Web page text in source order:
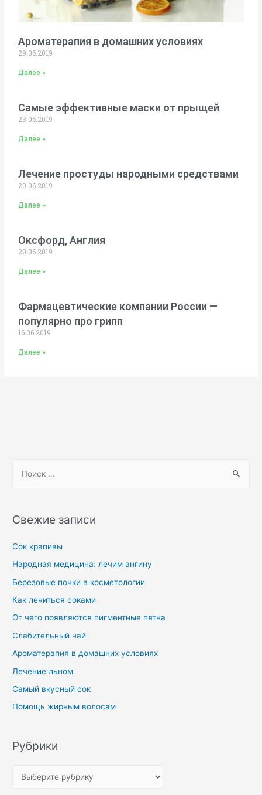
Ароматерапия в домашних условиях
29.06.2019
Далее »
Самые эффективные маски от прыщей
23.06.2019
Далее »
Лечение простуды народными средствами
20.06.2019
Далее »
Оксфорд, Англия
20.06.2019
Далее »
Фармацевтические компании России —
популярно про грипп
16.06.2019
Далее »
Свежие записи
Сок крапивы
Народная медицина: лечим ангину
Березовые почки в косметологии
Как лечиться соками
От чего появляются пигментные пятна
Слабительный чай
Ароматерапия в домашних условиях
Лечение льном
Самый вкусный сок
Помощь жирным волосам
Рубрики